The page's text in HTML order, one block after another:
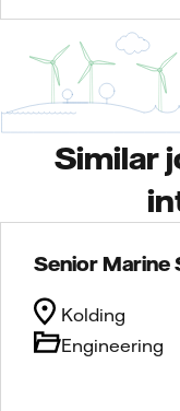
Similar
Senior Marine
Engineering
Kolding